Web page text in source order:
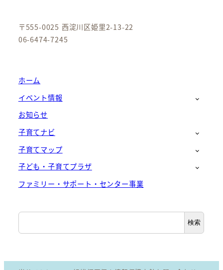
〒555-0025 西淀川区姫里2-13-22
06-6474-7245
ホーム
イベント情報
お知らせ
子育てナビ
子育てマップ
子ども・子育てプラザ
ファミリー・サポート・センター事業
検
索
検索